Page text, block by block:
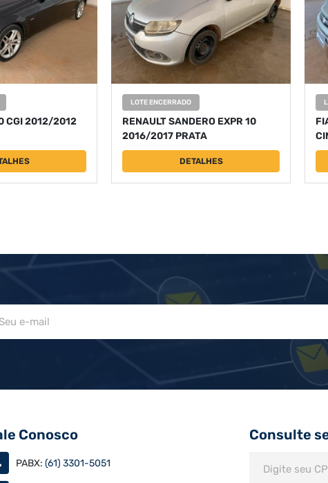
CGI 2012/2012
LOTE ENCERRADO
RENAULT SANDERO EXPR 10
2016/2017 PRATA
DETALHES
Conosco
PABX: (61) 3301-5051
Consulte